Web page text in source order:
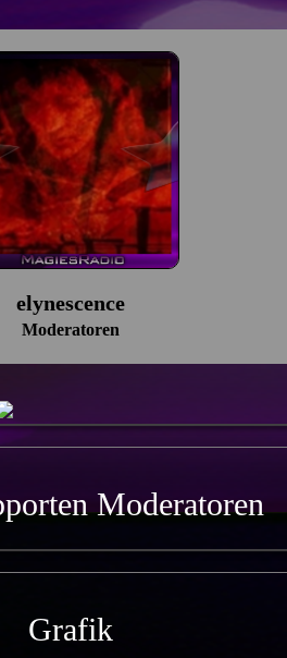
elynescence
Moderatoren
Moderatoren
Grafik